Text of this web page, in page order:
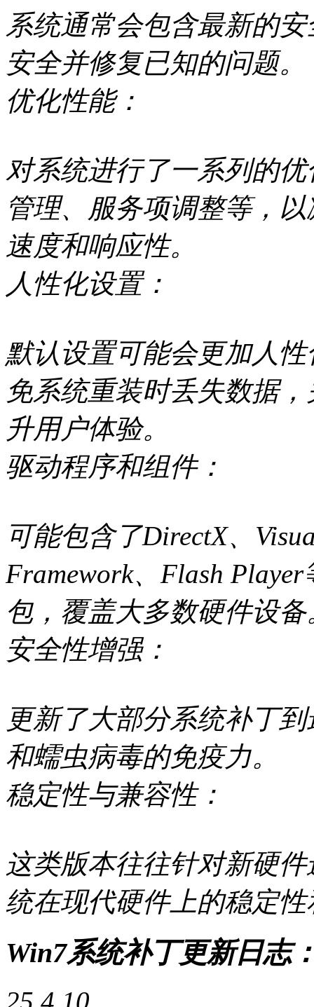
系统通常会包含最新的
安全并修复已知的问题。
优化性能：
对系统进行了一系列的
管理、服务项调整等，
速度和响应性。
人性化设置：
默认设置可能会更加人
免系统重装时丢失数据
升用户体验。
驱动程序和组件：
可能包含了DirectX、
Framework、Flash
包，覆盖大多数硬件设备
安全性增强：
更新了大部分系统补丁
和蠕虫病毒的免疫力。
稳定性与兼容性：
这类版本往往针对新硬
统在现代硬件上的稳定
Win7系统补丁更新日志